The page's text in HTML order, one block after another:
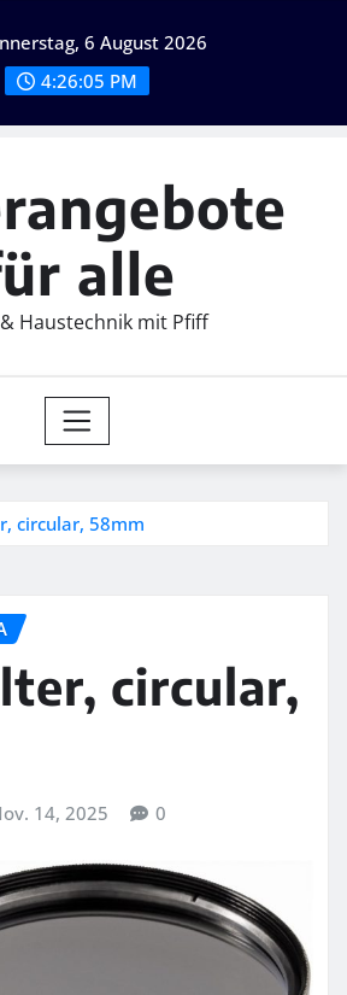
6 August 2026
4:26:06 PM
alle
Haustechnik mit Pfiff
circular, 58mm
circular,
14, 2025 0